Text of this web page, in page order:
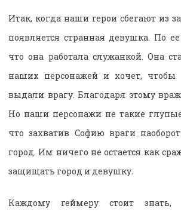
Итак, когда наши герои сбегают из
появляется странная девушка. По
что она работала служанкой. Она
наших персонажей и хочет, чтобы
выдали врагу. Благодаря этому
Но наши персонажи не такие
что захватив Софию враги
город. Им ничего не остается как
защищать город и девушку.
Каждому геймеру стоит знать,